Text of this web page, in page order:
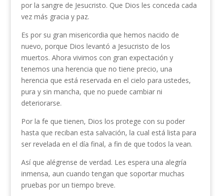
por la sangre de Jesucristo. Que Dios les conceda cada
vez más gracia y paz.
Es por su gran misericordia que hemos nacido de
nuevo, porque Dios levantó a Jesucristo de los
muertos. Ahora vivimos con gran expectación y
tenemos una herencia que no tiene precio, una
herencia que está reservada en el cielo para ustedes,
pura y sin mancha, que no puede cambiar ni
deteriorarse.
Por la fe que tienen, Dios los protege con su poder
hasta que reciban esta salvación, la cual está lista para
ser revelada en el día final, a fin de que todos la vean.
Así que alégrense de verdad. Les espera una alegría
inmensa, aun cuando tengan que soportar muchas
pruebas por un tiempo breve.